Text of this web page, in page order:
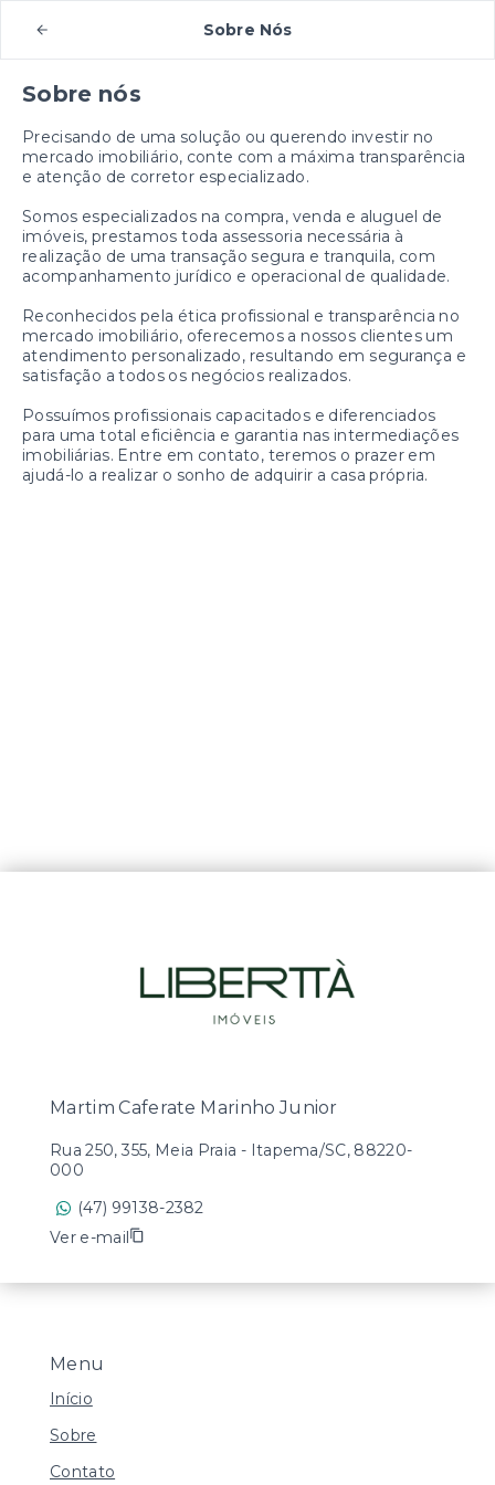
Sobre Nós
Sobre nós
Precisando de uma solução ou querendo investir no
mercado imobiliário, conte com a máxima transparência
e atenção de corretor especializado.
Somos especializados na compra, venda e aluguel de
imóveis, prestamos toda assessoria necessária à
realização de uma transação segura e tranquila, com
acompanhamento jurídico e operacional de qualidade.
Reconhecidos pela ética profissional e transparência no
mercado imobiliário, oferecemos a nossos clientes um
atendimento personalizado, resultando em segurança e
satisfação a todos os negócios realizados.
Possuímos profissionais capacitados e diferenciados
para uma total eficiência e garantia nas intermediações
imobiliárias. Entre em contato, teremos o prazer em
ajudá-lo a realizar o sonho de adquirir a casa própria.
Menu
Início
Sobre
Contato
Martim Caferate Marinho Junior
Rua 250, 355, Meia Praia - Itapema/SC, 88220-
000
(47) 99138-2382
Ver e-mail